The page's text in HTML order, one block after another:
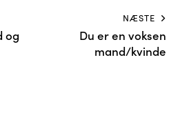
og
NÆSTE
Du er en voksen
mand/kvinde